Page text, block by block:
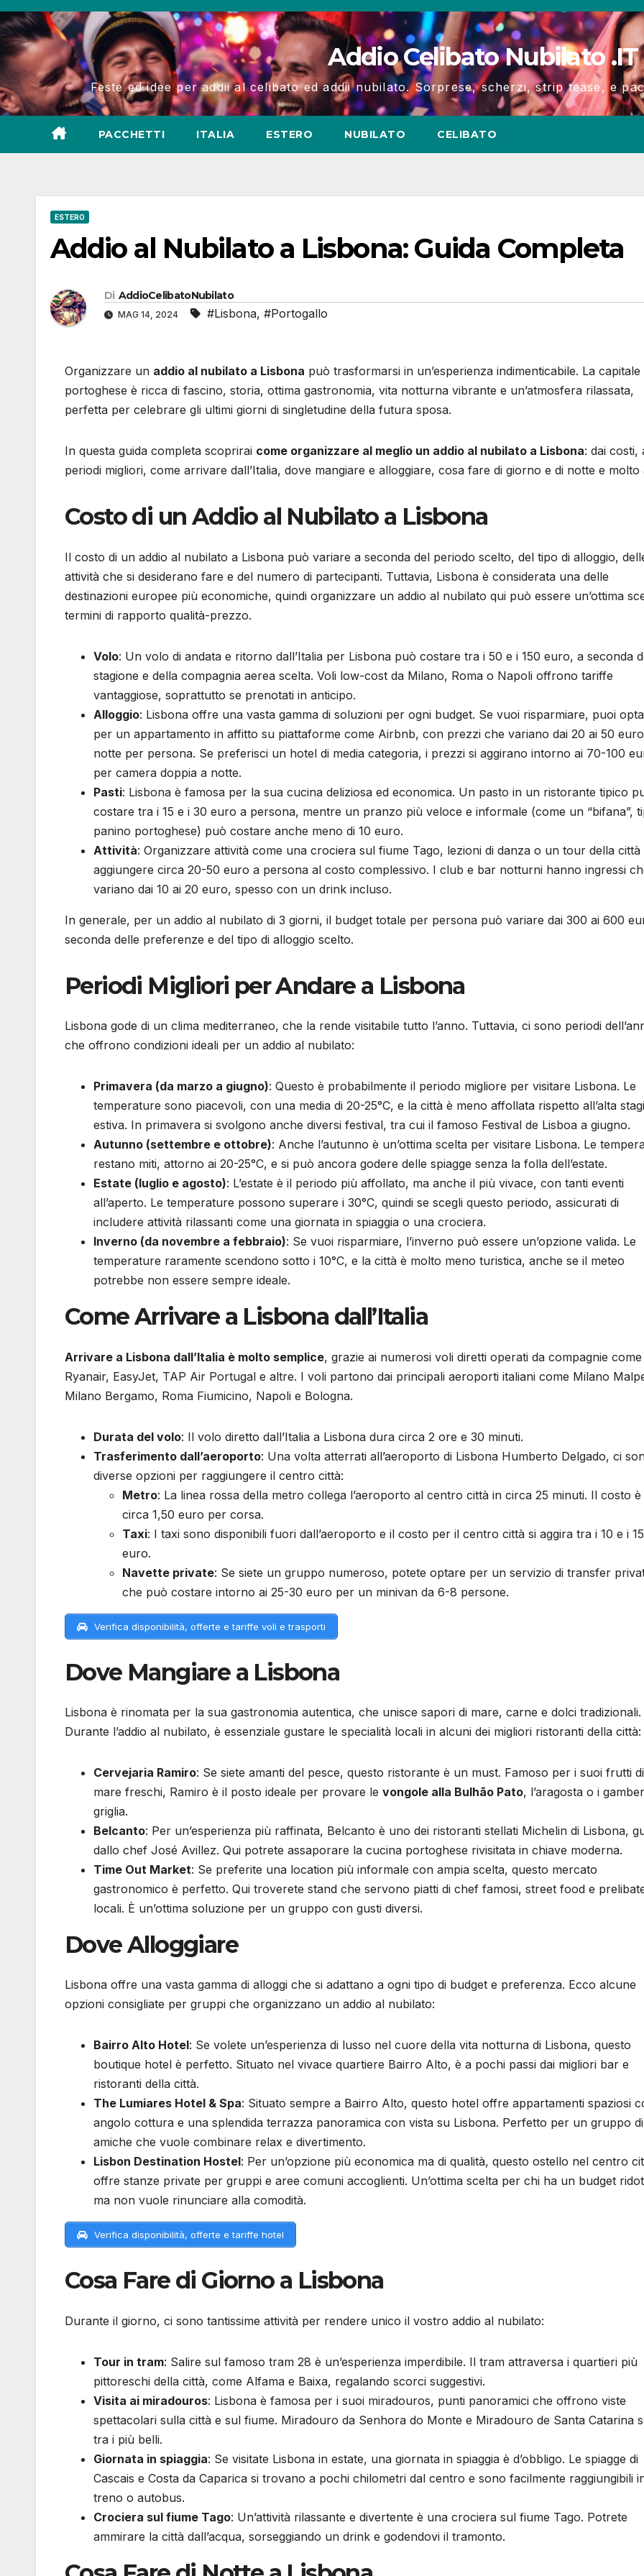
Salta
al
contenuto
Addio Celibato Nubilato .IT
Feste ed idee per addii al celibato ed addii nubilato. Sorprese, scherzi, strip tease, e
PACCHETTI ITALIA ESTERO NUBILATO CELIBATO
ESTERO
Addio al Nubilato a Lisbona: Guida Completa
Di AddioCelibatoNubilato
MAG 14, 2024 #Lisbona, #Portogallo
Organizzare un addio al nubilato a Lisbona può trasformarsi in un’esperienza indimenticabile. La capitale
portoghese è ricca di fascino, storia, ottima gastronomia, vita notturna vibrante e un’atmosfera rilassata,
perfetta per celebrare gli ultimi giorni di singletudine della futura sposa.
In questa guida completa scoprirai come organizzare al meglio un addio al nubilato a Lisbona: dai costi,
periodi migliori, come arrivare dall’Italia, dove mangiare e alloggiare, cosa fare di giorno e di notte e molto
Costo di un Addio al Nubilato a Lisbona
Il costo di un addio al nubilato a Lisbona può variare a seconda del periodo scelto, del tipo di alloggio,
attività che si desiderano fare e del numero di partecipanti. Tuttavia, Lisbona è considerata una delle
destinazioni europee più economiche, quindi organizzare un addio al nubilato qui può essere un’ottima
termini di rapporto qualità-prezzo.
Volo: Un volo di andata e ritorno dall’Italia per Lisbona può costare tra i 50 e i 150 euro, a seconda
stagione e della compagnia aerea scelta. Voli low-cost da Milano, Roma o Napoli offrono tariffe
vantaggiose, soprattutto se prenotati in anticipo.
Alloggio: Lisbona offre una vasta gamma di soluzioni per ogni budget. Se vuoi risparmiare, puoi
per un appartamento in affitto su piattaforme come Airbnb, con prezzi che variano dai 20 ai 50
notte per persona. Se preferisci un hotel di media categoria, i prezzi si aggirano intorno ai 70-100
per camera doppia a notte.
Pasti: Lisbona è famosa per la sua cucina deliziosa ed economica. Un pasto in un ristorante tipico
costare tra i 15 e i 30 euro a persona, mentre un pranzo più veloce e informale (come un “bifana”,
panino portoghese) può costare anche meno di 10 euro.
Attività: Organizzare attività come una crociera sul fiume Tago, lezioni di danza o un tour della città
aggiungere circa 20-50 euro a persona al costo complessivo. I club e bar notturni hanno ingressi
variano dai 10 ai 20 euro, spesso con un drink incluso.
In generale, per un addio al nubilato di 3 giorni, il budget totale per persona può variare dai 300 ai 600
seconda delle preferenze e del tipo di alloggio scelto.
Periodi Migliori per Andare a Lisbona
Lisbona gode di un clima mediterraneo, che la rende visitabile tutto l’anno. Tuttavia, ci sono periodi
che offrono condizioni ideali per un addio al nubilato:
Primavera (da marzo a giugno): Questo è probabilmente il periodo migliore per visitare Lisbona. Le
temperature sono piacevoli, con una media di 20-25°C, e la città è meno affollata rispetto all’alta
estiva. In primavera si svolgono anche diversi festival, tra cui il famoso Festival de Lisboa a giugno.
Autunno (settembre e ottobre): Anche l’autunno è un’ottima scelta per visitare Lisbona. Le
restano miti, attorno ai 20-25°C, e si può ancora godere delle spiagge senza la folla dell’estate.
Estate (luglio e agosto): L’estate è il periodo più affollato, ma anche il più vivace, con tanti eventi
all’aperto. Le temperature possono superare i 30°C, quindi se scegli questo periodo, assicurati di
includere attività rilassanti come una giornata in spiaggia o una crociera.
Inverno (da novembre a febbraio): Se vuoi risparmiare, l’inverno può essere un’opzione valida. Le
temperature raramente scendono sotto i 10°C, e la città è molto meno turistica, anche se il meteo
potrebbe non essere sempre ideale.
Come Arrivare a Lisbona dall’Italia
Arrivare a Lisbona dall’Italia è molto semplice, grazie ai numerosi voli diretti operati da compagnie come
Ryanair, EasyJet, TAP Air Portugal e altre. I voli partono dai principali aeroporti italiani come Milano
Milano Bergamo, Roma Fiumicino, Napoli e Bologna.
Durata del volo: Il volo diretto dall’Italia a Lisbona dura circa 2 ore e 30 minuti.
Trasferimento dall’aeroporto: Una volta atterrati all’aeroporto di Lisbona Humberto Delgado, ci
diverse opzioni per raggiungere il centro città:
Metro: La linea rossa della metro collega l’aeroporto al centro città in circa 25 minuti. Il costo è
circa 1,50 euro per corsa.
Taxi: I taxi sono disponibili fuori dall’aeroporto e il costo per il centro città si aggira tra i 10 e i 15
euro.
Navette private: Se siete un gruppo numeroso, potete optare per un servizio di transfer
che può costare intorno ai 25-30 euro per un minivan da 6-8 persone.
Verifica disponibilità, offerte e tariffe voli e trasporti
Dove Mangiare a Lisbona
Lisbona è rinomata per la sua gastronomia autentica, che unisce sapori di mare, carne e dolci tradizionali.
Durante l’addio al nubilato, è essenziale gustare le specialità locali in alcuni dei migliori ristoranti della città:
Cervejaria Ramiro: Se siete amanti del pesce, questo ristorante è un must. Famoso per i suoi frutti di
mare freschi, Ramiro è il posto ideale per provare le vongole alla Bulhão Pato, l’aragosta o i
griglia.
Belcanto: Per un’esperienza più raffinata, Belcanto è uno dei ristoranti stellati Michelin di Lisbona,
dallo chef José Avillez. Qui potrete assaporare la cucina portoghese rivisitata in chiave moderna.
Time Out Market: Se preferite una location più informale con ampia scelta, questo mercato
gastronomico è perfetto. Qui troverete stand che servono piatti di chef famosi, street food e
locali. È un’ottima soluzione per un gruppo con gusti diversi.
Dove Alloggiare
Lisbona offre una vasta gamma di alloggi che si adattano a ogni tipo di budget e preferenza. Ecco alcune
opzioni consigliate per gruppi che organizzano un addio al nubilato:
Bairro Alto Hotel: Se volete un’esperienza di lusso nel cuore della vita notturna di Lisbona, questo
boutique hotel è perfetto. Situato nel vivace quartiere Bairro Alto, è a pochi passi dai migliori bar e
ristoranti della città.
The Lumiares Hotel & Spa: Situato sempre a Bairro Alto, questo hotel offre appartamenti spaziosi
angolo cottura e una splendida terrazza panoramica con vista su Lisbona. Perfetto per un gruppo di
amiche che vuole combinare relax e divertimento.
Lisbon Destination Hostel: Per un’opzione più economica ma di qualità, questo ostello nel centro
offre stanze private per gruppi e aree comuni accoglienti. Un’ottima scelta per chi ha un budget
ma non vuole rinunciare alla comodità.
Verifica disponibilità, offerte e tariffe hotel
Cosa Fare di Giorno a Lisbona
Durante il giorno, ci sono tantissime attività per rendere unico il vostro addio al nubilato:
Tour in tram: Salire sul famoso tram 28 è un’esperienza imperdibile. Il tram attraversa i quartieri più
pittoreschi della città, come Alfama e Baixa, regalando scorci suggestivi.
Visita ai miradouros: Lisbona è famosa per i suoi miradouros, punti panoramici che offrono viste
spettacolari sulla città e sul fiume. Miradouro da Senhora do Monte e Miradouro de Santa Catarina
tra i più belli.
Giornata in spiaggia: Se visitate Lisbona in estate, una giornata in spiaggia è d’obbligo. Le spiagge di
Cascais e Costa da Caparica si trovano a pochi chilometri dal centro e sono facilmente raggiungibili
treno o autobus.
Crociera sul fiume Tago: Un’attività rilassante e divertente è una crociera sul fiume Tago. Potrete
ammirare la città dall’acqua, sorseggiando un drink e godendovi il tramonto.